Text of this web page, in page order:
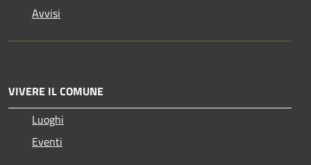
Avvisi
VIVERE IL COMUNE
Luoghi
Eventi